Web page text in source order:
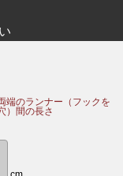
端のランナー（フックを
）間の長さ